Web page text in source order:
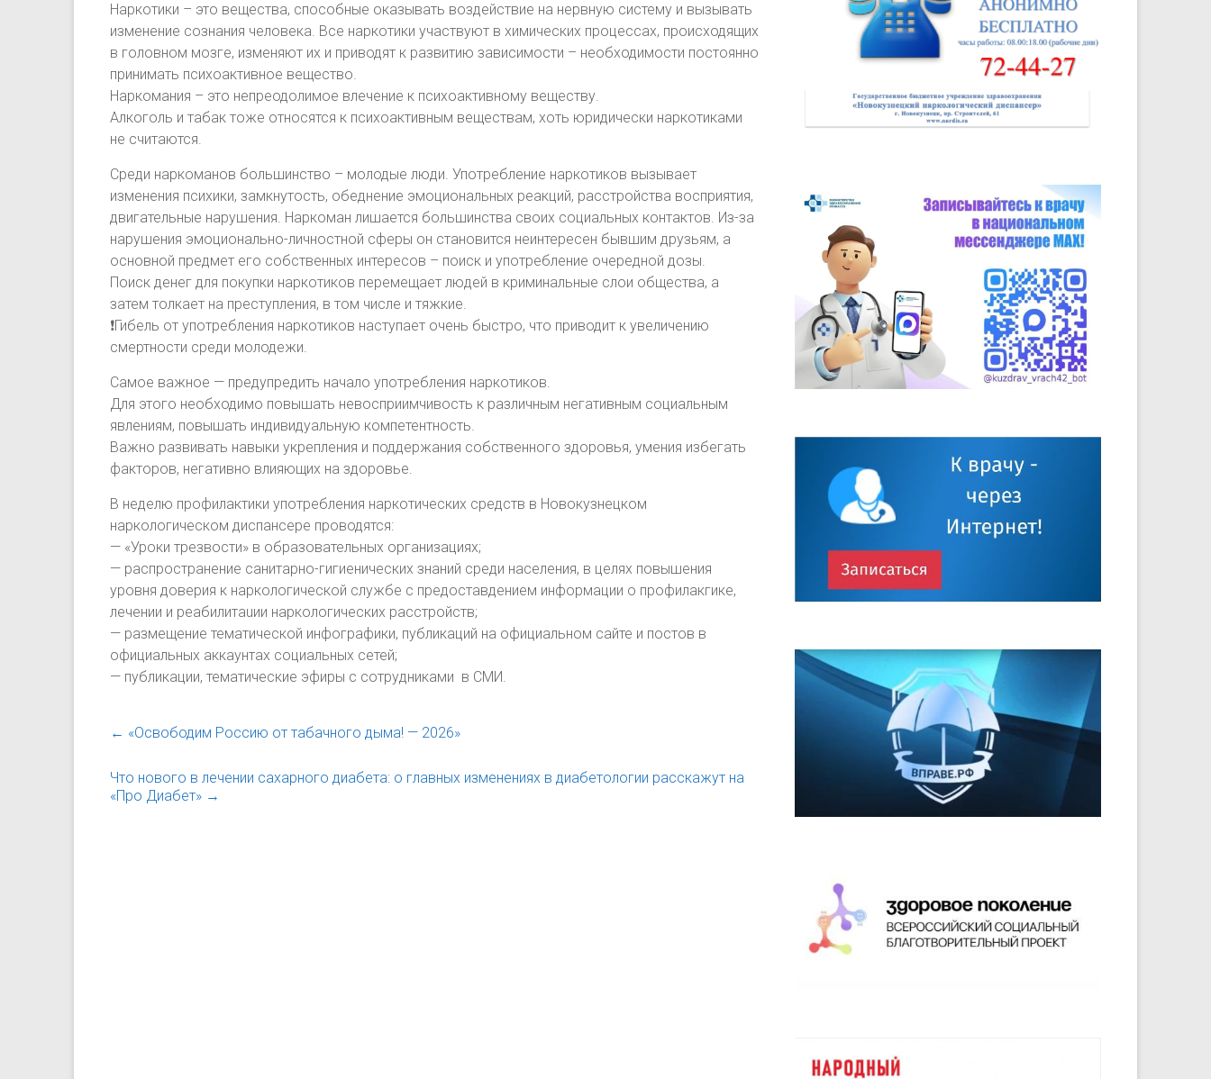
Наркотики – это вещества, способные оказывать воздействие на нервную систему и вызывать
изменение сознания человека. Все наркотики участвуют в химических процессах, происходящих
в головном мозге, изменяют их и приводят к развитию зависимости – необходимости постоянно
принимать психоактивное вещество.
Наркомания – это непреодолимое влечение к психоактивному веществу.
Алкоголь и табак тоже относятся к психоактивным веществам, хоть юридически наркотиками
не считаются.
Среди наркоманов большинство – молодые люди. Употребление наркотиков вызывает
изменения психики, замкнутость, обеднение эмоциональных реакций, расстройства восприятия,
двигательные нарушения. Наркоман лишается большинства своих социальных контактов. Из-за
нарушения эмоционально-личностной сферы он становится неинтересен бывшим друзьям, а
основной предмет его собственных интересов – поиск и употребление очередной дозы.
Поиск денег для покупки наркотиков перемещает людей в криминальные слои общества, а
затем толкает на преступления, в том числе и тяжкие.
❗Гибель от употребления наркотиков наступает очень быстро, что приводит к увеличению
смертности среди молодежи.
Самое важное — предупредить начало употребления наркотиков.
Для этого необходимо повышать невосприимчивость к различным негативным социальным
явлениям, повышать индивидуальную компетентность.
Важно развивать навыки укрепления и поддержания собственного здоровья, умения избегать
факторов, негативно влияющих на здоровье.
В неделю профилактики употребления наркотических средств в Новокузнецком
наркологическом диспансере проводятся:
— «Уроки трезвости» в образовательных организациях;
— распространение санитарно-гигиенических знаний среди населения, в целях повышения
уровня доверия к наркологической службе с предоставдением информации о профилакгике,
лечении и реабилитаuии наркологических расстройств;
— размещение тематической инфографики, пyбликаций на официальном сайте и постов в
официальных аккаунтах социальных сетей;
— публикации, тематические эфиры с сотрудниками в СМИ.
← «Освободим Россию от табачного дыма! — 2026»
Что нового в лечении сахарного диабета: о главных изменениях в диабетологии расскажут на
«Про Диабет» →